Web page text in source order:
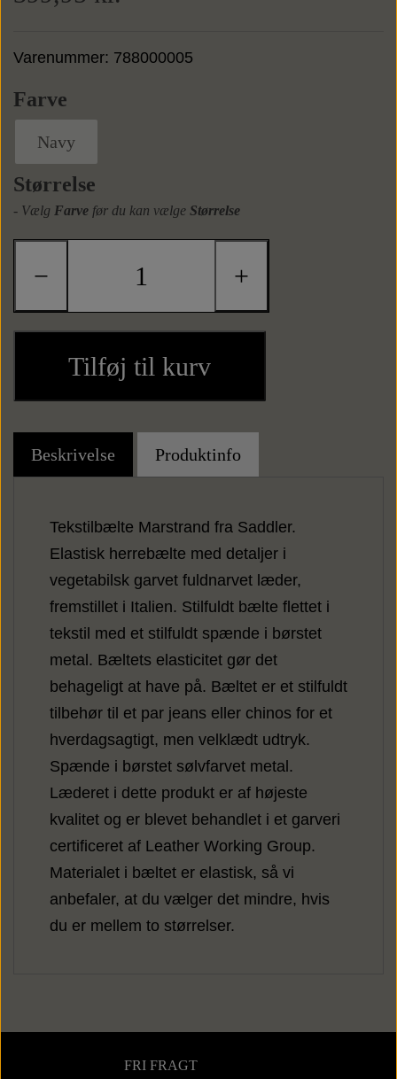
Sneaks
Tasker
Tekstilbælter
Slips
Slipsenåle
Varenummer: 788000005
Farve
Navy
Størrelse
- Vælg Farve før du kan vælge Størrelse
− +
Tilføj til kurv
Beskrivelse Produktinfo
Tekstilbælte Marstrand fra Saddler.
Elastisk herrebælte med detaljer i
vegetabilsk garvet fuldnarvet læder,
fremstillet i Italien. Stilfuldt bælte flettet i
tekstil med et stilfuldt spænde i børstet
metal. Bæltets elasticitet gør det
behageligt at have på. Bæltet er et stilfuldt
tilbehør til et par jeans eller chinos for et
hverdagsagtigt, men velklædt udtryk.
Spænde i børstet sølvfarvet metal.
Læderet i dette produkt er af højeste
kvalitet og er blevet behandlet i et garveri
certificeret af Leather Working Group.
Materialet i bæltet er elastisk, så vi
anbefaler, at du vælger det mindre, hvis
du er mellem to størrelser.
FRI FRAGT